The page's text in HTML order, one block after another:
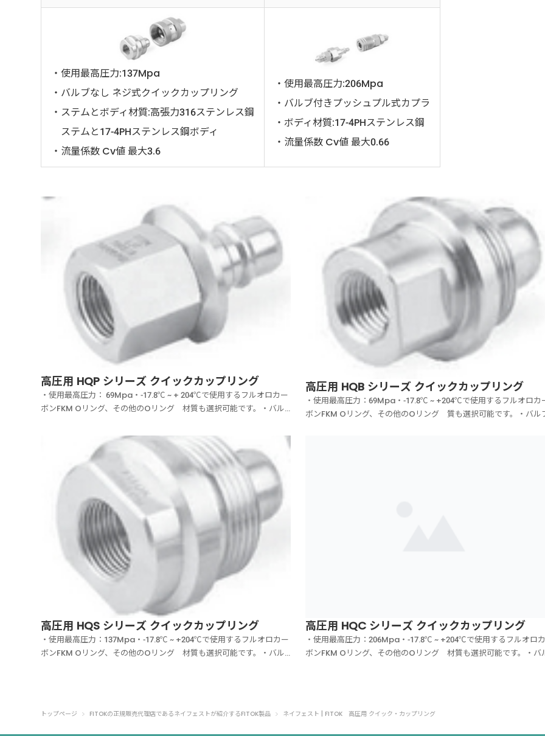
・使用最高圧力:137Mpa
・バルブなし ネジ式クイックカップリング
・ステムとボディ材質:高張力316ステンレス鋼
ステムと17-4PHステンレス鋼ボディ
・流量係数 Cv値 最大3.6
・使用最高圧力:206Mpa
・バルブ付きプッシュプル式カプラ
・ボディ材質:17-4PHステンレス鋼
・流量係数 Cv値 最大0.66
高圧用 HQP シリーズ クイックカップリング
・使用最高圧力： 69Mpa・-17.8℃ ~ + 204℃で使用するフルオロカー
ボンFKM Oリング、その他のOリング 材質も選択可能です。・バル
高張力316ステンレス鋼・流量係数 Cv値 8.2・信頼性の高いステム保
持を確保するための...
高圧用 HQB シリーズ クイックカップリング
・使用最高圧力：69Mpa・-17.8℃ ~ +204℃で使用するフルオロカ
ボンFKM Oリング、その他のOリング 質も選択可能です。・バル
高圧用 HQS シリーズ クイックカップリング
・使用最高圧力：137Mpa・-17.8℃ ~ +204℃で使用するフルオロカー
ボンFKM Oリング、その他のOリング 材質も選択可能です。・バル
高圧用 HQC シリーズ クイックカップリング
・使用最高圧力：206Mpa・-17.8℃ ~ +204℃で使用するフルオロ
ボンFKM Oリング、その他のOリング 材質も選択可能です。・バ
トップページ FITOKの正規販売代理店であるネイフェストが紹介するFITOK製品 ネイフェスト | FITOK 高圧用 クイック・カップリング